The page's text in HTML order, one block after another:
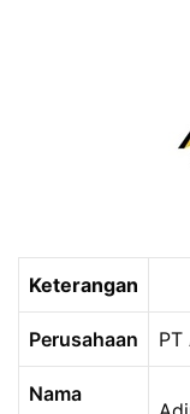
Keterangan
Perusahaan
Nama